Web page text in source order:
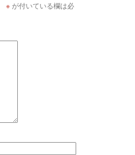
※ が付いている欄は必